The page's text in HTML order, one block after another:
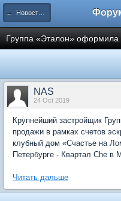
← Новости рынка недвижимости
Группа «Эталон» оформила
NAS
24 Oct 2019
Крупнейший застройщик
продажи в рамках счетов
клубный дом «Счастье на
Петербурге - Квартал Сhe в
Читать дальше